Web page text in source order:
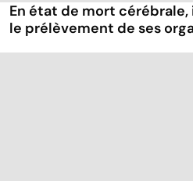
En état de mort
le prélèvement de ses